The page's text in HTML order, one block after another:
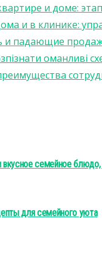
и доме:
и в клинике:
и падающие
оманливі
семейное блюдо,
для семейного уюта